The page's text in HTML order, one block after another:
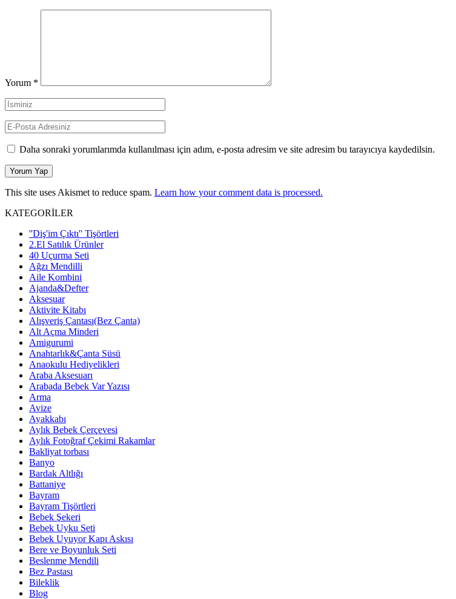
Yorum *
Daha sonraki yorumlarımda kullanılması için adım, e-posta adresim ve site adresim bu tarayıcıya kaydedilsin.
This site uses Akismet to reduce spam. Learn how your comment data is processed.
KATEGORİLER
''Diş'im Çıktı'' Tişörtleri
2.El Satılık Ürünler
40 Uçurma Seti
Ağzı Mendilli
Aile Kombini
Ajanda&Defter
Aksesuar
Aktivite Kitabı
Alışveriş Çantası(Bez Çanta)
Alt Açma Minderi
Amigurumi
Anahtarlık&Çanta Süsü
Anaokulu Hediyelikleri
Araba Aksesuarı
Arabada Bebek Var Yazısı
Arma
Avize
Ayakkabı
Aylık Bebek Çerçevesi
Aylık Fotoğraf Çekimi Rakamlar
Bakliyat torbası
Banyo
Bardak Altlığı
Battaniye
Bayram
Bayram Tişörtleri
Bebek Şekeri
Bebek Uyku Seti
Bebek Uyuyor Kapı Askısı
Bere ve Boyunluk Seti
Beslenme Mendili
Bez Pastası
Bileklik
Blog